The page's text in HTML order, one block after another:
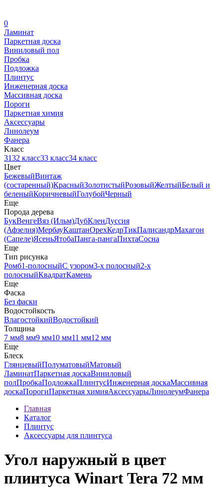
0
Ламинат
Паркетная доска
Виниловый пол
Пробка
Подложка
Плинтус
Инженерная доска
Массивная доска
Пороги
Паркетная химия
Аксессуары
Линолеум
Фанера
Класс
3132 класс33 класс34 класс
Цвет
БежевыйВинтаж
(состаренный)КрасныйЗолотистыйРозовыйЖелтыйБелый и
беленыйКоричневыйГолубойЧерный
Еще
Порода дерева
БукВенгеВяз (Ильм)ДубКленДуссия
(Афзелия)МербауКаштанОрехКедрТикПалисандрМахагон
(Сапеле)ЯсеньЯтобаПанга-пангаПихтаСосна
Еще
Тип рисунка
Ромб1-полосныйС узором3-х полосный2-х
полосныйКвадратКамень
Еще
Фаска
Без фаски
Водостойкость
ВлагостойкийВодостойкий
Толщина
7 мм8 мм9 мм10 мм11 мм12 мм
Еще
Блеск
ГлянцевыйПолуматовыйМатовый
ЛаминатПаркетная доскаВиниловый
полПробкаПодложкаПлинтусИнженерная доскаМассивная
доскаПорогиПаркетная химияАксессуарыЛинолеумФанера
Главная
Каталог
Плинтус
Аксессуары для плинтуса
Угол наружный в цвет
плинтуса Winart Tera 72 мм